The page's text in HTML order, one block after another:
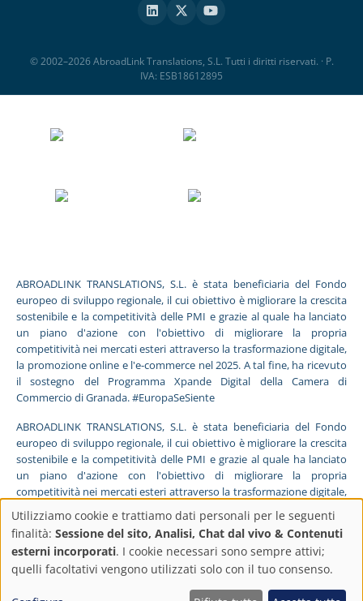
© 2002–2026 AbroadLink Translations, S.L. Tutti i diritti riservati. · P.
IVA: ESB18612895
ABROADLINK TRANSLATIONS, S.L. è stata beneficiaria del Fondo
europeo di sviluppo regionale, il cui obiettivo è migliorare la crescita
sostenibile e la competitività delle PMI e grazie al quale ha lanciato
un piano d'azione con l'obiettivo di migliorare la propria
competitività nei mercati esteri attraverso la trasformazione digitale,
la promozione online e l'e-commerce nel 2025. A tal fine, ha ricevuto
il sostegno del Programma Xpande Digital della Camera di
Commercio di Granada. #EuropaSeSiente
ABROADLINK TRANSLATIONS, S.L. è stata beneficiaria del Fondo
europeo di sviluppo regionale, il cui obiettivo è migliorare la crescita
sostenibile e la competitività delle PMI e grazie al quale ha lanciato
un piano d'azione con l'obiettivo di migliorare la propria
competitività nei mercati esteri attraverso la trasformazione digitale,
il sostegno del Programma Pyme Digital della Camera di Commercio
di Granada. #EuropaSeSiente
FONDO EUROPEO DI SVILUPPO REGIONALE
Un modo di fare Europa
Impostazioni
sulla
Utilizziamo cookie e trattiamo dati personali per le seguenti
finalità: Sessione del sito, Analisi, Chat dal vivo & Contenuti
esterni incorporati. I cookie necessari sono sempre attivi;
quelli facoltativi vengono utilizzati solo con il tuo consenso.